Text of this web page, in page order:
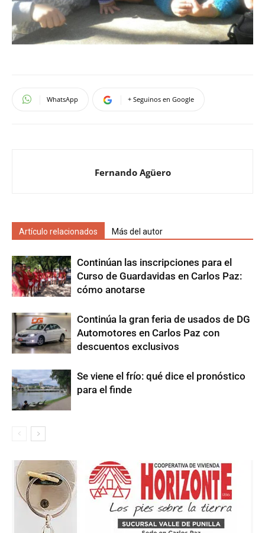
WhatsApp + Seguinos en Google
Fernando Agüero
Artículo relacionados Más del autor
Continúan las inscripciones para el
Curso de Guardavidas en Carlos Paz:
cómo anotarse
Continúa la gran feria de usados de DG
Automotores en Carlos Paz con
descuentos exclusivos
Se viene el frío: qué dice el pronóstico
para el finde